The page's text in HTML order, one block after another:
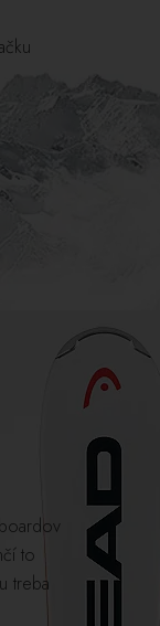
to
treba